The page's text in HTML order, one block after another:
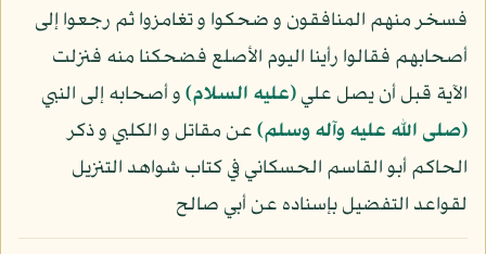
فسخر منهم المنافقون و ضحكوا و تغامزوا ثم رجعوا إلى
أصحابهم فقالوا رأينا اليوم الأصلع فضحكنا منه فنزلت
الآية قبل أن يصل علي(عليه السلام)و أصحابه إلى النبي
(صلى الله عليه وآله وسلم)عن مقاتل و الكلبي و ذكر
الحاكم أبو القاسم الحسكاني في كتاب شواهد التنزيل
لقواعد التفضيل بإسناده عن أبي صالح